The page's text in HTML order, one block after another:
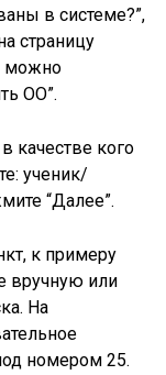
в системе?”,
страницу
можно
ОО”.
качестве кого
ученик/
“Далее”.
к примеру
вручную или
На
номером 25.